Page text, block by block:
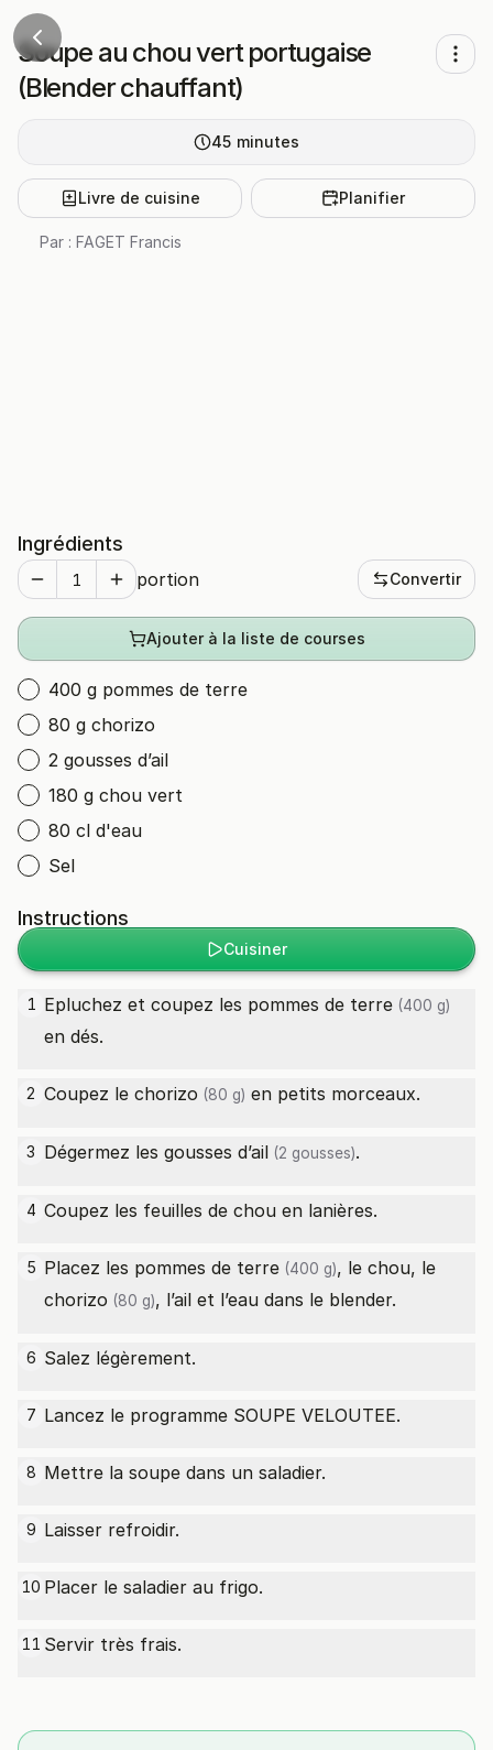
Soupe au chou vert portugaise
(Blender chauffant)
45 minutes
Livre de cuisine Planifier
Par : FAGET Francis
Ingrédients
portion Convertir
Ajouter à la liste de courses
400 g pommes de terre
80 g chorizo
2 gousses d’ail
180 g chou vert
80 cl d'eau
Sel
Instructions
Cuisiner
1 Epluchez et coupez les pommes de terre (400 g)
en dés.
2 Coupez le chorizo (80 g) en petits morceaux.
3 Dégermez les gousses d’ail (2 gousses).
4 Coupez les feuilles de chou en lanières.
5 Placez les pommes de terre (400 g), le chou, le
chorizo (80 g), l’ail et l’eau dans le blender.
6 Salez légèrement.
7 Lancez le programme SOUPE VELOUTEE.
8 Mettre la soupe dans un saladier.
9 Laisser refroidir.
10 Placer le saladier au frigo.
11 Servir très frais.